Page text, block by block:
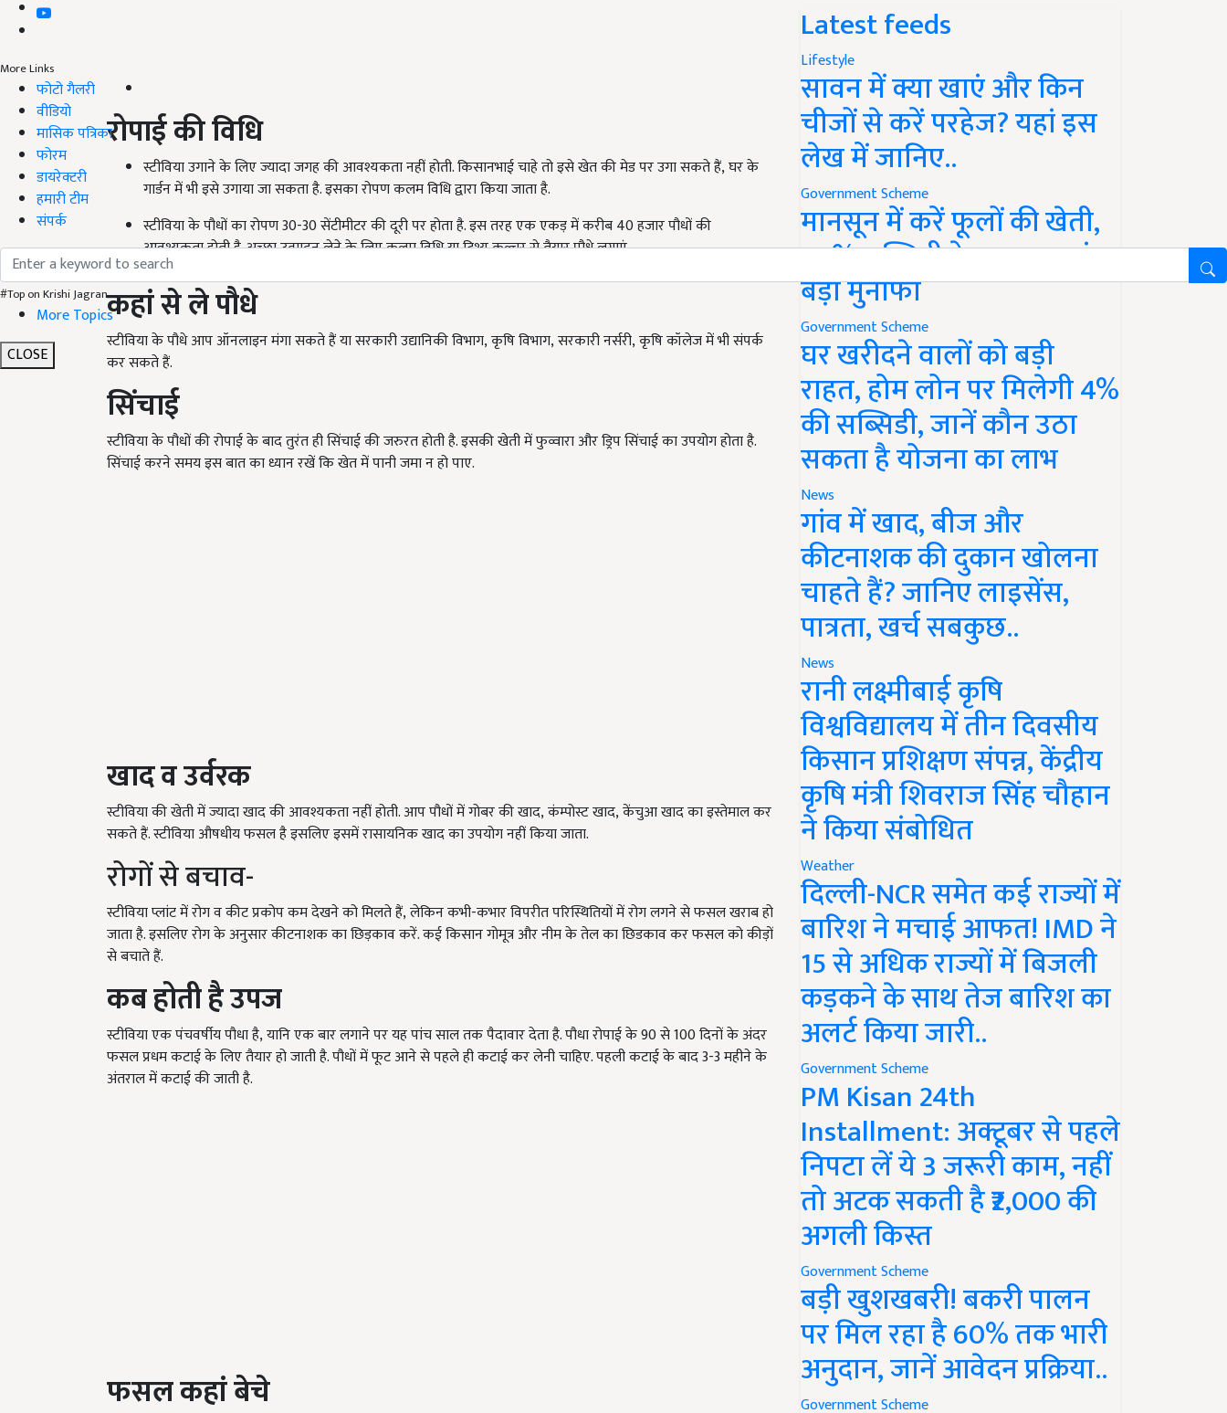
More Links
फोटो गैलरी
वीडियो
मासिक पत्रिका
फोरम
डायरेक्टरी
हमारी टीम
संपर्क
#Top on Krishi Jagran
More Topics
CLOSE
रोपाई की विधि
स्टीविया उगाने के लिए ज्यादा जगह की आवश्यकता नहीं होती. किसानभाई चाहे तो इसे खेत की मेड पर उगा सकते हैं, घर के
गार्डन में भी इसे उगाया जा सकता है. इसका रोपण कलम विधि द्वारा किया जाता है.
स्टीविया के पौधों का रोपण 30-30 सेंटीमीटर की दूरी पर होता है. इस तरह एक एकड़ में करीब 40 हजार पौधों की
आवश्यकता होती है. अच्छा उत्पादन लेने के लिए कलम विधि या टिश्यू कल्चर से तैयार पौधे लगाएं.
कहां से ले पौधे
स्टीविया के पौधे आप ऑनलाइन मंगा सकते हैं या सरकारी उद्यानिकी विभाग, कृषि विभाग, सरकारी नर्सरी, कृषि कॉलेज में भी संपर्क
कर सकते हैं.
सिंचाई
स्टीविया के पौधों की रोपाई के बाद तुरंत ही सिंचाई की जरुरत होती है. इसकी खेती में फुव्वारा और ड्रिप सिंचाई का उपयोग होता है.
सिंचाई करने समय इस बात का ध्यान रखें कि खेत में पानी जमा न हो पाए.
खाद व उर्वरक
स्टीविया की खेती में ज्यादा खाद की आवश्यकता नहीं होती. आप पौधों में गोबर की खाद, कंम्पोस्ट खाद, केंचुआ खाद का इस्तेमाल कर
सकते हैं. स्टीविया औषधीय फसल है इसलिए इसमें रासायनिक खाद का उपयोग नहीं किया जाता.
रोगों से बचाव-
स्टीविया प्लांट में रोग व कीट प्रकोप कम देखने को मिलते हैं, लेकिन कभी-कभार विपरीत परिस्थितियों में रोग लगने से फसल खराब हो
जाता है. इसलिए रोग के अनुसार कीटनाशक का छिड़काव करें. कई किसान गोमूत्र और नीम के तेल का छिडकाव कर फसल को कीड़ों
से बचाते हैं.
कब होती है उपज
स्टीविया एक पंचवर्षीय पौधा है, यानि एक बार लगाने पर यह पांच साल तक पैदावार देता है. पौधा रोपाई के 90 से 100 दिनों के अंदर
फसल प्रधम कटाई के लिए तैयार हो जाती है. पौधों में फूट आने से पहले ही कटाई कर लेनी चाहिए. पहली कटाई के बाद 3-3 महीने के
अंतराल में कटाई की जाती है.
फसल कहां बेचे
Latest feeds
Lifestyle
सावन में क्या खाएं और किन
चीजों से करें परहेज? यहां इस
लेख में जानिए..
Government Scheme
मानसून में करें फूलों की खेती,
50% सब्सिडी के साथ कमाएं
बड़ा मुनाफा
Government Scheme
घर खरीदने वालों को बड़ी
राहत, होम लोन पर मिलेगी 4%
की सब्सिडी, जानें कौन उठा
सकता है योजना का लाभ
News
गांव में खाद, बीज और
कीटनाशक की दुकान खोलना
चाहते हैं? जानिए लाइसेंस,
पात्रता, खर्च सबकुछ..
News
रानी लक्ष्मीबाई कृषि
विश्वविद्यालय में तीन दिवसीय
किसान प्रशिक्षण संपन्न, केंद्रीय
कृषि मंत्री शिवराज सिंह चौहान
ने किया संबोधित
Weather
दिल्ली-NCR समेत कई राज्यों में
बारिश ने मचाई आफत! IMD ने
15 से अधिक राज्यों में बिजली
कड़कने के साथ तेज बारिश का
अलर्ट किया जारी..
Government Scheme
PM Kisan 24th
Installment: अक्टूबर से पहले
निपटा लें ये 3 जरूरी काम, नहीं
तो अटक सकती है ₹2,000 की
अगली किस्त
Government Scheme
बड़ी खुशखबरी! बकरी पालन
पर मिल रहा है 60% तक भारी
अनुदान, जानें आवेदन प्रक्रिया..
Government Scheme